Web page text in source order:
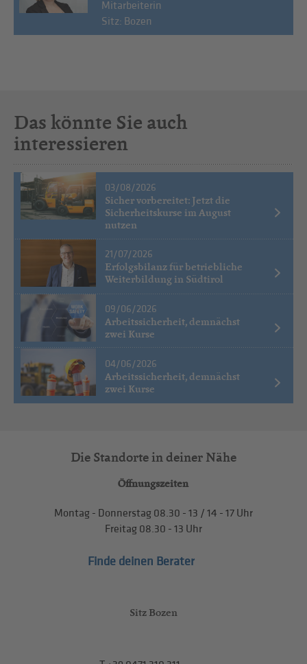
Mitarbeiterin
Sitz: Bozen
Das könnte Sie auch
interessieren
03/08/2026
Sicher vorbereitet: Jetzt die
Sicherheitskurse im August
nutzen
21/07/2026
Erfolgsbilanz für betriebliche
Weiterbildung in Südtirol
09/06/2026
Arbeitssicherheit, demnächst
zwei Kurse
04/06/2026
Arbeitssicherheit, demnächst
zwei Kurse
Die Standorte in deiner Nähe
Öffnungszeiten
Montag - Donnerstag 08.30 - 13 / 14 - 17 Uhr
Freitag 08.30 - 13 Uhr
Finde deinen Berater
Sitz Bozen